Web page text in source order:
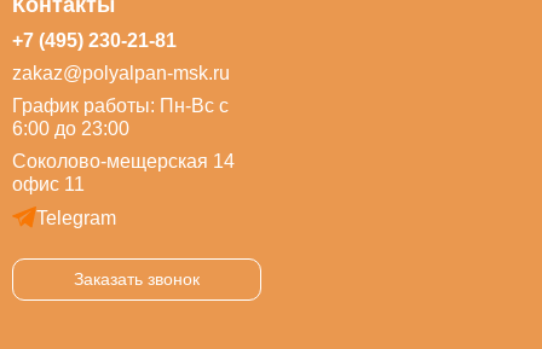
Контакты
+7 (495) 230-21-81
zakaz@polyalpan-msk.ru
График работы: Пн-Вс с
6:00 до 23:00
Соколово-мещерская 14
офис 11
Telegram
Заказать звонок